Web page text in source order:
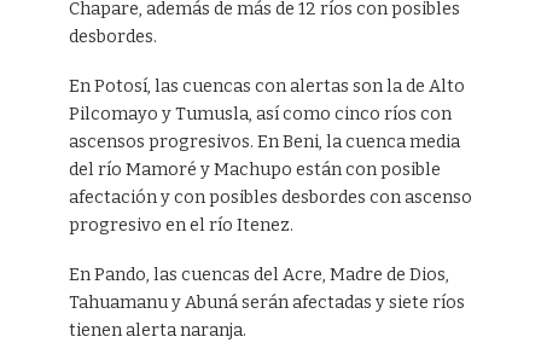
Chapare, además de más de 12 ríos con posibles
desbordes.
En Potosí, las cuencas con alertas son la de Alto
Pilcomayo y Tumusla, así como cinco ríos con
ascensos progresivos. En Beni, la cuenca media
del río Mamoré y Machupo están con posible
afectación y con posibles desbordes con ascenso
progresivo en el río Itenez.
En Pando, las cuencas del Acre, Madre de Dios,
Tahuamanu y Abuná serán afectadas y siete ríos
tienen alerta naranja.